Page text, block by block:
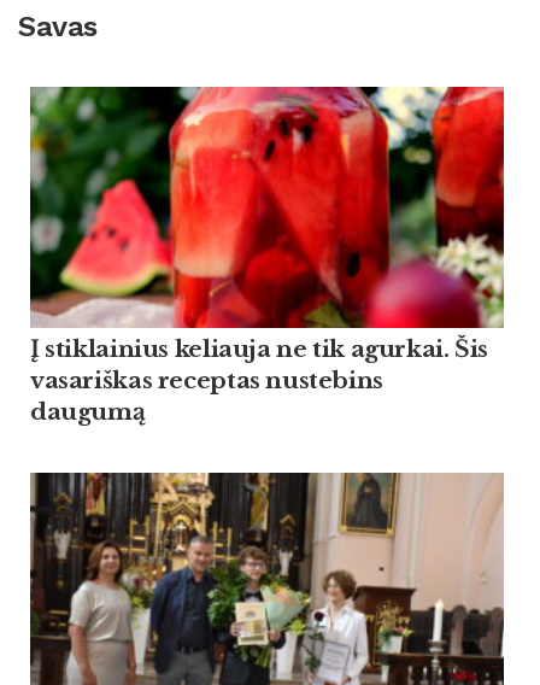
Savas
Į stiklainius keliauja ne tik agurkai. Šis
vasariškas receptas nustebins
daugumą